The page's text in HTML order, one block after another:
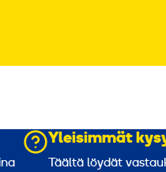
Yleisimmät
Täältä löydät